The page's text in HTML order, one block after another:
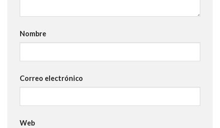
Nombre
Correo electrónico
Web